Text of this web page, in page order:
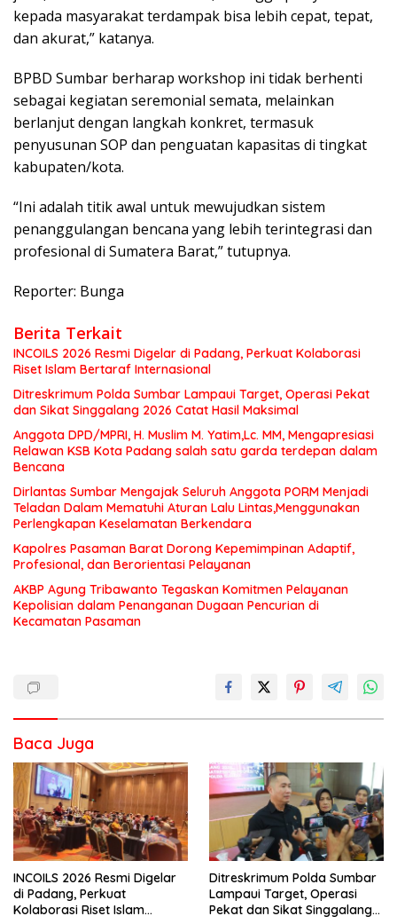
kepada masyarakat terdampak bisa lebih cepat, tepat,
dan akurat,” katanya.
BPBD Sumbar berharap workshop ini tidak berhenti
sebagai kegiatan seremonial semata, melainkan
berlanjut dengan langkah konkret, termasuk
penyusunan SOP dan penguatan kapasitas di tingkat
kabupaten/kota.
“Ini adalah titik awal untuk mewujudkan sistem
penanggulangan bencana yang lebih terintegrasi dan
profesional di Sumatera Barat,” tutupnya.
Reporter: Bunga
Berita Terkait
INCOILS 2026 Resmi Digelar di Padang, Perkuat Kolaborasi
Riset Islam Bertaraf Internasional
Ditreskrimum Polda Sumbar Lampaui Target, Operasi Pekat
dan Sikat Singgalang 2026 Catat Hasil Maksimal
Anggota DPD/MPRI, H. Muslim M. Yatim,Lc. MM, Mengapresiasi
Relawan KSB Kota Padang salah satu garda terdepan dalam
Bencana
Dirlantas Sumbar Mengajak Seluruh Anggota PORM Menjadi
Teladan Dalam Mematuhi Aturan Lalu Lintas,Menggunakan
Perlengkapan Keselamatan Berkendara
Kapolres Pasaman Barat Dorong Kepemimpinan Adaptif,
Profesional, dan Berorientasi Pelayanan
AKBP Agung Tribawanto Tegaskan Komitmen Pelayanan
Kepolisian dalam Penanganan Dugaan Pencurian di
Kecamatan Pasaman
Baca Juga
INCOILS 2026 Resmi Digelar
di Padang, Perkuat
Kolaborasi Riset Islam
Ditreskrimum Polda Sumbar
Lampaui Target, Operasi
Pekat dan Sikat Singgalang